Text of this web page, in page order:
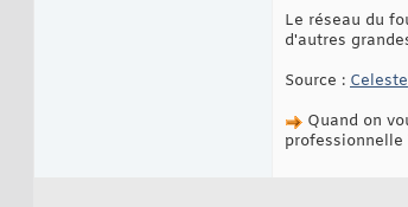
Le réseau du
d'autres
Source : Celeste
Quand on
professionnelle